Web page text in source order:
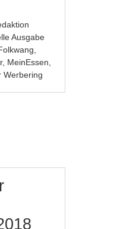
Ausgabe
, MeinEssen
Werbering